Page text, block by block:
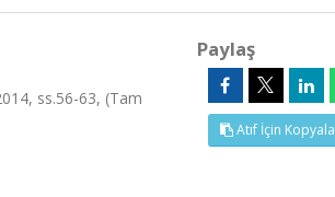
ss.56-63, (Tam
Paylaş
Atıf İçin Kopyala